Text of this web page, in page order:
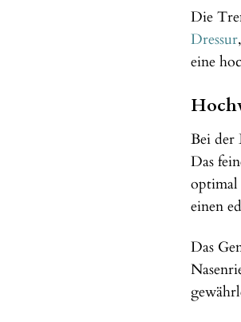
Die
Dressur,
eine
Bei der
Das
optimal
einen
Das